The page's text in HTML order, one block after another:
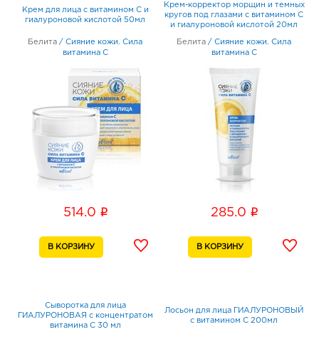
Крем для лица с витамином С и
гиалуроновой кислотой 50мл
Белита / Сияние кожи. Сила
витамина C
514.0 i
Крем-корректор морщин и темных
кругов под глазами с витамином С
и гиалуроновой кислотой 20мл
Белита / Сияние кожи. Сила
витамина C
285.0 i
Сыворотка для лица
ГИАЛУРОНОВАЯ с концентратом
витамина С 30 мл
Лосьон для лица ГИАЛУРОНОВЫЙ
с витамином С 200мл